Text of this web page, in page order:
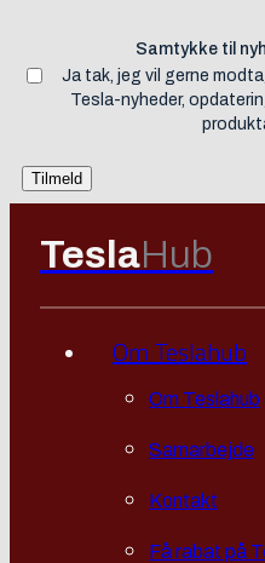
Samtykke til
Ja tak, jeg vil gerne
Tesla-nyheder,
TeslaHub
Om Teslahub
Om Teslahub
Samarbejde
Kontakt
Få rabat på